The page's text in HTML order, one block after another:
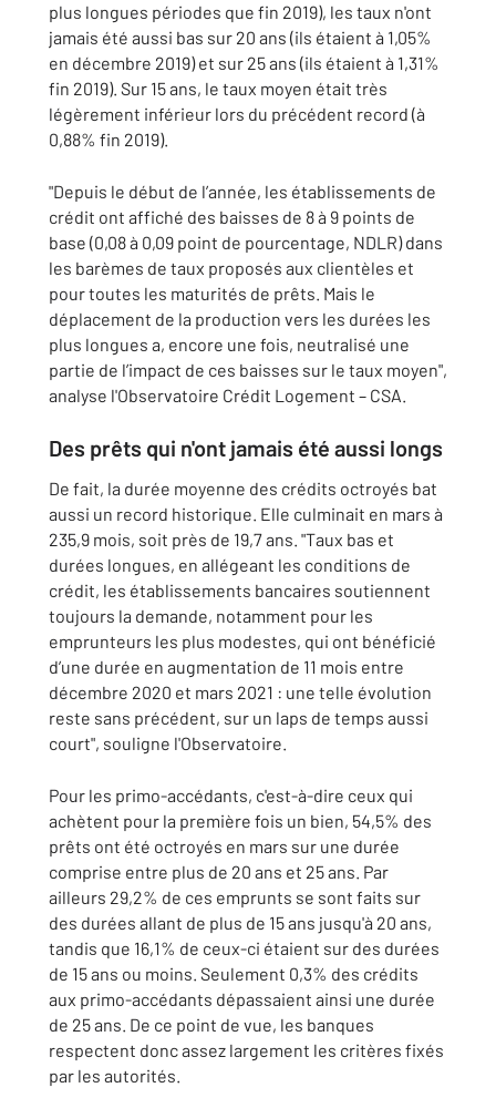
plus longues périodes que fin 2019), les taux n'ont
jamais été aussi bas sur 20 ans (ils étaient à 1,05%
en décembre 2019) et sur 25 ans (ils étaient à 1,31%
fin 2019). Sur 15 ans, le taux moyen était très
légèrement inférieur lors du précédent record (à
0,88% fin 2019).
"Depuis le début de l’année, les établissements de
crédit ont affiché des baisses de 8 à 9 points de
base (0,08 à 0,09 point de pourcentage, NDLR) dans
les barèmes de taux proposés aux clientèles et
pour toutes les maturités de prêts. Mais le
déplacement de la production vers les durées les
plus longues a, encore une fois, neutralisé une
partie de l’impact de ces baisses sur le taux moyen",
analyse l'Observatoire Crédit Logement – CSA.
Des prêts qui n'ont jamais été aussi longs
De fait, la durée moyenne des crédits octroyés bat
aussi un record historique. Elle culminait en mars à
235,9 mois, soit près de 19,7 ans. "Taux bas et
durées longues, en allégeant les conditions de
crédit, les établissements bancaires soutiennent
toujours la demande, notamment pour les
emprunteurs les plus modestes, qui ont bénéficié
d’une durée en augmentation de 11 mois entre
décembre 2020 et mars 2021 : une telle évolution
reste sans précédent, sur un laps de temps aussi
court", souligne l'Observatoire.
Pour les primo-accédants, c'est-à-dire ceux qui
achètent pour la première fois un bien, 54,5% des
prêts ont été octroyés en mars sur une durée
comprise entre plus de 20 ans et 25 ans. Par
ailleurs 29,2% de ces emprunts se sont faits sur
des durées allant de plus de 15 ans jusqu'à 20 ans,
tandis que 16,1% de ceux-ci étaient sur des durées
de 15 ans ou moins. Seulement 0,3% des crédits
aux primo-accédants dépassaient ainsi une durée
de 25 ans. De ce point de vue, les banques
respectent donc assez largement les critères fixés
par les autorités.